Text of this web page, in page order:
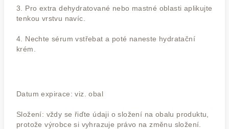
3. Pro extra dehydratované nebo mastné oblasti aplikujte
tenkou vrstvu navíc.
4. Nechte sérum vstřebat a poté naneste hydratační
krém.
Datum expirace: viz. obal
Složení: vždy se řiďte údaji o složení na obalu produktu,
protože výrobce si vyhrazuje právo na změnu složení.